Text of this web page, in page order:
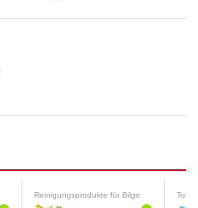
Reinigungsprodukte für Bilge